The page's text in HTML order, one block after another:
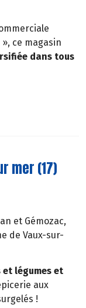
ce magasin
dans tous
mer (17)
et Gémozac,
de Vaux-sur-
légumes et
aux
!